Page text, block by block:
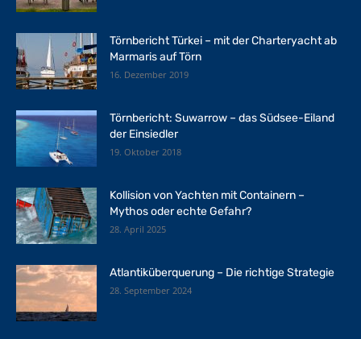
Törnbericht Türkei – mit der Charteryacht ab
Marmaris auf Törn
16. Dezember 2019
Törnbericht: Suwarrow – das Südsee-Eiland
der Einsiedler
19. Oktober 2018
Kollision von Yachten mit Containern –
Mythos oder echte Gefahr?
28. April 2025
Atlantiküberquerung – Die richtige Strategie
28. September 2024